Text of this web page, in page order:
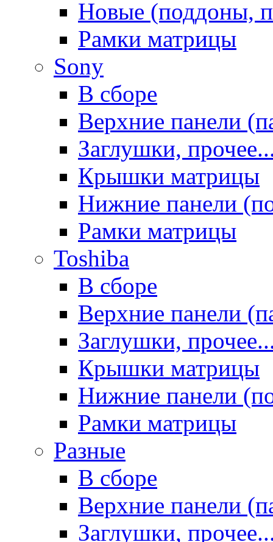
Новые (поддоны,
Рамки матрицы
Sony
В сборе
Верхние панели
Заглушки,
Крышки матрицы
Нижние панели
Рамки матрицы
Toshiba
В сборе
Верхние панели
Заглушки,
Крышки матрицы
Нижние панели
Рамки матрицы
Разные
В сборе
Верхние панели
Заглушки,